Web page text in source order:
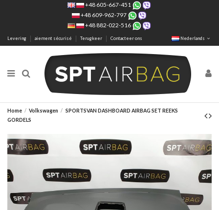
+48 605-667-451
+48 609-962-797
+48 882-022-516
Levering aiement sécurisé Terugkeer Contacteer ons Nederlands
Home Volkswagen
SPORTSVAN DASHBOARD AIRBAG SET REEKS
GORDELS